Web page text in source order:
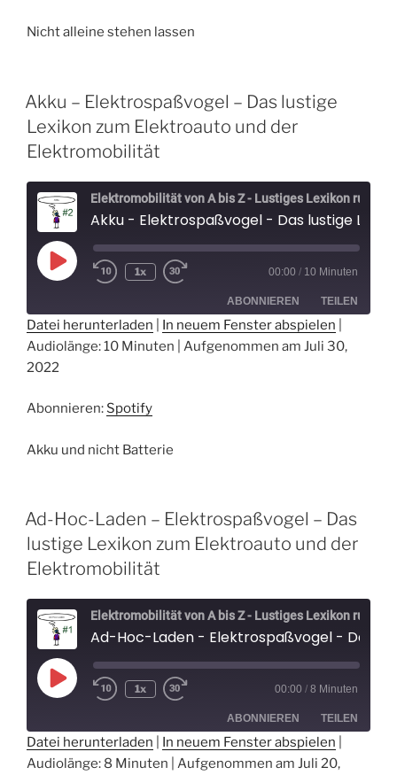
Nicht alleine stehen lassen
Akku – Elektrospaßvogel – Das lustige
Lexikon zum Elektroauto und der
Elektromobilität
Play
Episode
1x 00:00 / 10 Minuten
ABONNIEREN TEILEN
Spotify
TEILEN
Datei herunterladen In neuem Fenster abspielen
Audiolänge: 10 Minuten
Aufgenommen am Juli 30,
2022
Abonnieren: Spotify
Akku und nicht Batterie
Ad-Hoc-Laden – Elektrospaßvogel – Das
lustige Lexikon zum Elektroauto und der
Elektromobilität
Play
Episode
1x 00:00 / 8 Minuten
ABONNIEREN TEILEN
Spotify
TEILEN
Datei herunterladen In neuem Fenster abspielen
Audiolänge: 8 Minuten
Aufgenommen am Juli 20,